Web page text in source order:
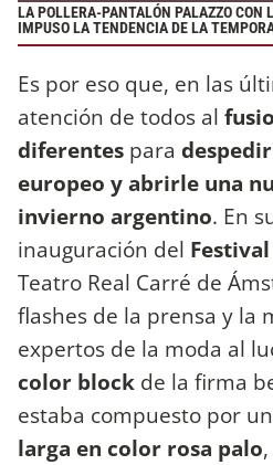
LA POLLERA-PANTALÓN PALAZZO CON
IMPUSO LA TENDENCIA DE LA
Es por eso que, en las
atención de todos al
diferentes para
europeo y abrirle una
invierno argentino. En
inauguración del
Teatro Real Carré de
flashes de la prensa y la
expertos de la moda al
color block de la firma
estaba compuesto por
larga en color rosa palo